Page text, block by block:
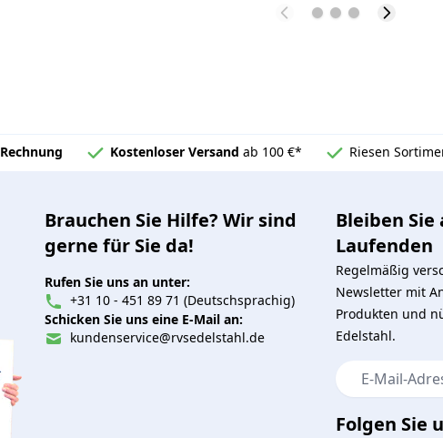
Rechnung Kostenloser Versand ab 100 €* Riesen
Brauchen Sie Hilfe? Wir sind
gerne für Sie da!
Rufen Sie uns an unter:
+31 10 - 451 89 71 (Deutschsprachig)
Schicken Sie uns eine E-Mail an:
kundenservice@rvsedelstahl.de
Bleiben Sie
Laufenden
Regelmäßig
Newsletter mit
Produkten und
Edelstahl.
E-Mail-Adresse
Folgen Sie